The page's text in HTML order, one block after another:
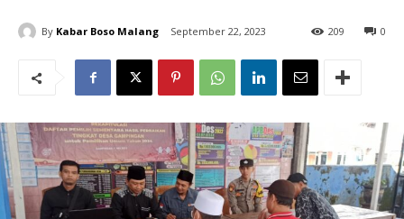
By Kabar Boso Malang September 22, 2023 0
209